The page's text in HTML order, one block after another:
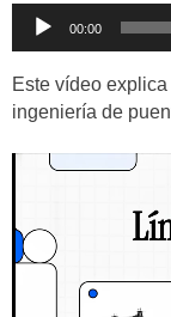
Reproductor
00:00
Este vídeo
ingeniería de
Reproductor